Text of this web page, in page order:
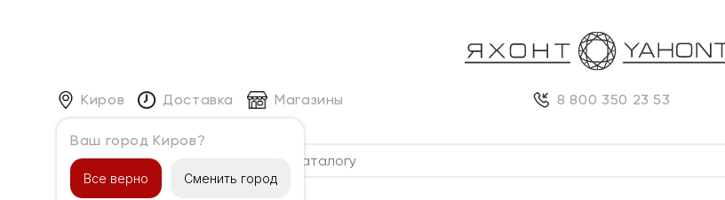
Киров
Ваш город Киров?
Все верно Сменить город
Доставка Магазины 8 800 350 23 53
Каталог